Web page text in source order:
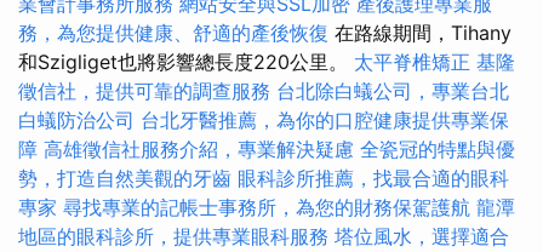
務，為您提供健康、舒適的產後恢復 在路線期間，Tihany
和Szigliget也將影響總長度220公里。 太平脊椎矯正 基隆
徵信社，提供可靠的調查服務 台北除白蟻公司，專業台北
白蟻防治公司 台北牙醫推薦，為你的口腔健康提供專業保
障 高雄徵信社服務介紹，專業解決疑慮 全瓷冠的特點與優
勢，打造自然美觀的牙齒 眼科診所推薦，找最合適的眼科
專家 尋找專業的記帳士事務所，為您的財務保駕護航 龍潭
地區的眼科診所，提供專業眼科服務 塔位風水，選擇適合